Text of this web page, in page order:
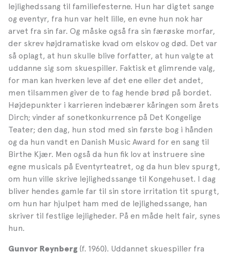
lejlighedssang til familiefesterne. Hun har digtet sange
og eventyr, fra hun var helt lille, en evne hun nok har
arvet fra sin far. Og måske også fra sin færøske morfar,
der skrev højdramatiske kvad om elskov og død. Det var
så oplagt, at hun skulle blive forfatter, at hun valgte at
uddanne sig som skuespiller. Faktisk et glimrende valg,
for man kan hverken leve af det ene eller det andet,
men tilsammen giver de to fag hende brød på bordet.
Højdepunkter i karrieren indebærer kåringen som årets
Dirch; vinder af sonetkonkurrence på Det Kongelige
Teater; den dag, hun stod med sin første bog i hånden
og da hun vandt en Danish Music Award for en sang til
Birthe Kjær. Men også da hun fik lov at instruere sine
egne musicals på Eventyrteatret, og da hun blev spurgt,
om hun ville skrive lejlighedssange til Kongehuset. I dag
bliver hendes gamle far til sin store irritation tit spurgt,
om hun har hjulpet ham med de lejlighedssange, han
skriver til festlige lejligheder. På en måde helt fair, synes
hun.
Gunvor Reynberg (f. 1960). Uddannet skuespiller fra